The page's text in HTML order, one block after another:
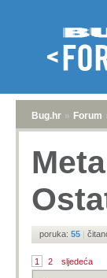
Bug.hr » Forum
poruka: 55 |
1 2 sljedeća